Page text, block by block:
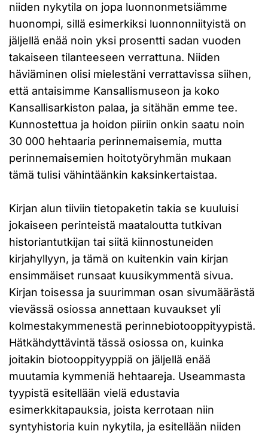
niiden nykytila on jopa luonnonmetsiämme
huonompi, sillä esimerkiksi luonnonniityistä on
jäljellä enää noin yksi prosentti sadan vuoden
takaiseen tilanteeseen verrattuna. Niiden
häviäminen olisi mielestäni verrattavissa siihen,
että antaisimme Kansallismuseon ja koko
Kansallisarkiston palaa, ja sitähän emme tee.
Kunnostettua ja hoidon piiriin onkin saatu noin
30 000 hehtaaria perinnemaisemia, mutta
perinnemaisemien hoitotyöryhmän mukaan
tämä tulisi vähintäänkin kaksinkertaistaa.
Kirjan alun tiiviin tietopaketin takia se kuuluisi
jokaiseen perinteistä maataloutta tutkivan
historiantutkijan tai siitä kiinnostuneiden
kirjahyllyyn, ja tämä on kuitenkin vain kirjan
ensimmäiset runsaat kuusikymmentä sivua.
Kirjan toisessa ja suurimman osan sivumäärästä
vievässä osiossa annettaan kuvaukset yli
kolmestakymmenestä perinnebiotooppityypistä.
Hätkähdyttävintä tässä osiossa on, kuinka
joitakin biotooppityyppiä on jäljellä enää
muutamia kymmeniä hehtaareja. Useammasta
tyypistä esitellään vielä edustavia
esimerkkitapauksia, joista kerrotaan niin
syntyhistoria kuin nykytila, ja esitellään niiden